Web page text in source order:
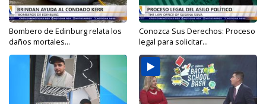
Bombero de Edinburg relata los
daños mortales...
Conozca Sus Derechos: Proceso
legal para solicitar...